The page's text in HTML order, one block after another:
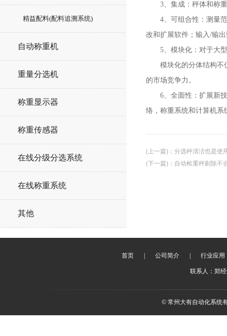
精益配料(配料追溯系统)
自动称重机
重量分选机
称重显示器
称重传感器
在线分级分选系统
在线称重系统
其他
3、集成：秤体和称重
4、可组合性：测量范
改和扩展软件；输入/输
5、模块化：对于大型
模块化的分体结构不仅
的市场竞争力。
6、全面性：扩展新技
络，称重系统和计算机系
(上一篇) ： 分选秤清洁也是使
(下一篇) ： 自动检重秤剔除不
首页 公司简介 行业应用
联系人：郑
© 常州大有自动化系统